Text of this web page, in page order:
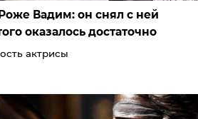
Вадим: он снял с ней
оказалось достаточно
актрисы